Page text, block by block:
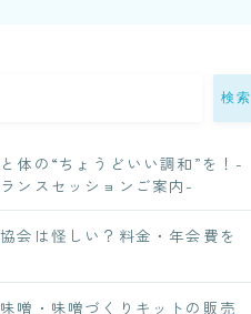
検索
体の“ちょうどいい調和”を！-
ンスセッションご案内-
会は怪しい？料金・年会費を
味噌・味噌づくりキットの販売